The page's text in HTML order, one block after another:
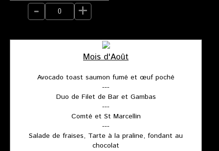
- +
Mois d'Août
Avocado toast saumon fumé et œuf poché
---
Duo de Filet de Bar et Gambas
---
Comté et St Marcellin
---
Salade de fraises, Tarte à la praline, fondant au
chocolat